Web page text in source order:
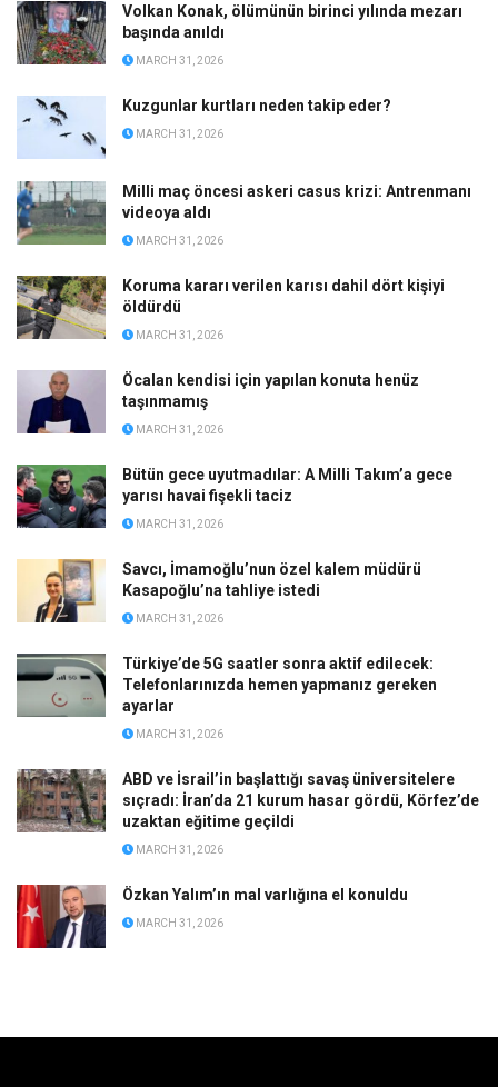
Volkan Konak, ölümünün birinci yılında mezarı
başında anıldı
MARCH 31, 2026
Kuzgunlar kurtları neden takip eder?
MARCH 31, 2026
Milli maç öncesi askeri casus krizi: Antrenmanı
videoya aldı
MARCH 31, 2026
Koruma kararı verilen karısı dahil dört kişiyi
öldürdü
MARCH 31, 2026
Öcalan kendisi için yapılan konuta henüz
taşınmamış
MARCH 31, 2026
Bütün gece uyutmadılar: A Milli Takım’a gece
yarısı havai fişekli taciz
MARCH 31, 2026
Savcı, İmamoğlu’nun özel kalem müdürü
Kasapoğlu’na tahliye istedi
MARCH 31, 2026
Türkiye’de 5G saatler sonra aktif edilecek:
Telefonlarınızda hemen yapmanız gereken
ayarlar
MARCH 31, 2026
ABD ve İsrail’in başlattığı savaş üniversitelere
sıçradı: İran’da 21 kurum hasar gördü, Körfez’de
uzaktan eğitime geçildi
MARCH 31, 2026
Özkan Yalım’ın mal varlığına el konuldu
MARCH 31, 2026